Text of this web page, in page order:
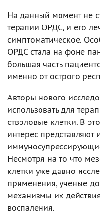
На данный момент не
терапии ОРДС, и его
симптоматическое.
ОРДС стала на фоне
большая часть
именно от острого
Авторы нового
использовать для
стволовые клетки. В
интерес
Несмотря на то что
клетки уже давно
применения, ученые
механизмы их
воспаления.